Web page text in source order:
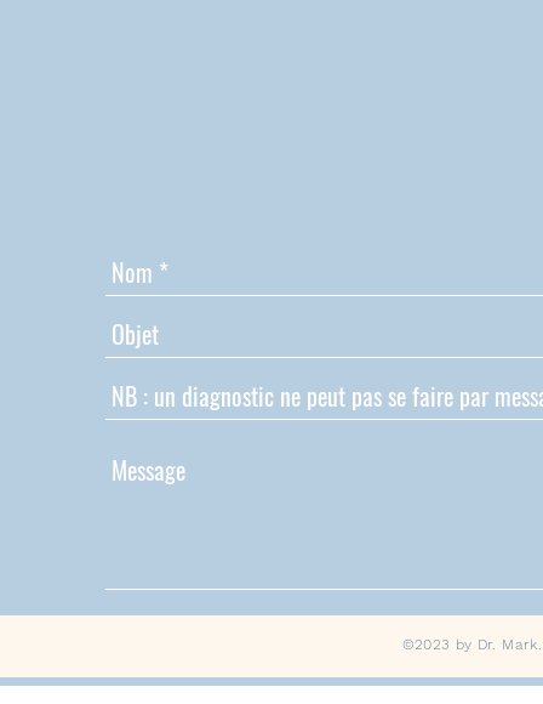
©2023 by Dr.